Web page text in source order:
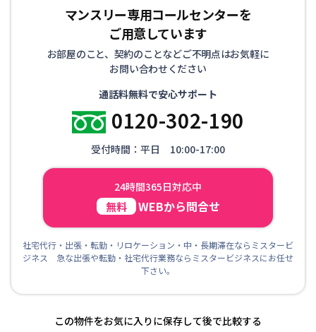
マンスリー専用コールセンターを
ご用意しています
お部屋のこと、契約のことなどご不明点はお気軽に
お問い合わせください
通話料無料で安心サポート
0120-302-190
受付時間：平日 10:00-17:00
24時間365日対応中
無料 WEBから問合せ
社宅代行・出張・転勤・リロケーション・中・長期滞在ならミスタービ
ジネス 急な出張や転勤・社宅代行業務ならミスタービジネスにお任せ
下さい。
この物件をお気に入りに保存して後で比較する